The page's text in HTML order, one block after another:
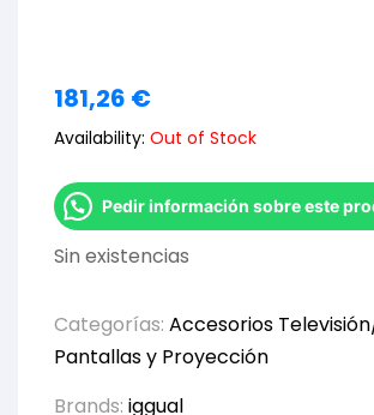
181,26 €
Availability: Out of Stock
Pedir información sobre este
Sin existencias
Categorías: Accesorios
Pantallas y Proyección
Brands: iggual